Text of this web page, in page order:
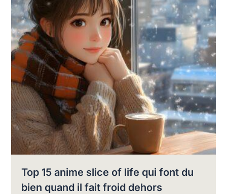
Top 15 anime slice of life qui font du
bien quand il fait froid dehors